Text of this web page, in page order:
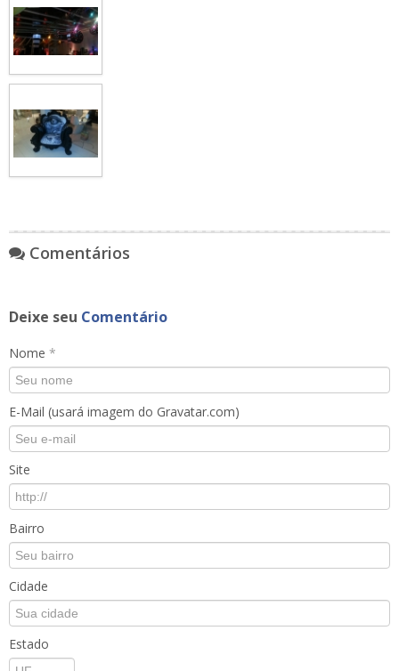
Comentários
Deixe seu Comentário
Nome *
E-Mail (usará imagem do Gravatar.com)
Site
Bairro
Cidade
Estado